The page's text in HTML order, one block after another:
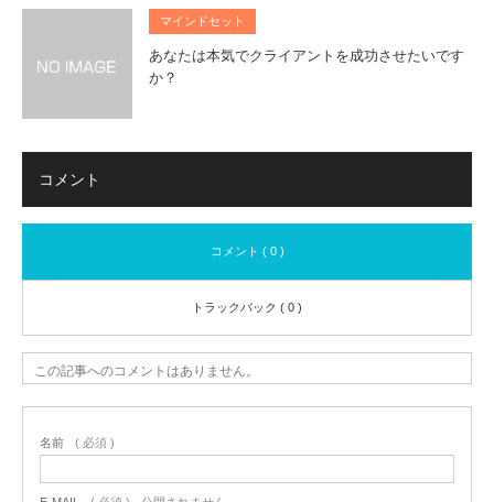
マインドセット
あなたは本気でクライアントを成功させたいです
か？
コメント
コメント ( 0 )
トラックバック ( 0 )
この記事へのコメントはありません。
名前 ( 必須 )